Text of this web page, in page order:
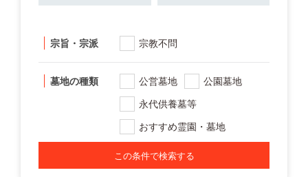
宗旨・宗派 宗教不問
墓地の種類 公営墓地
公園墓地
永代供養墓等
おすすめ霊園・墓地
この条件で検索する